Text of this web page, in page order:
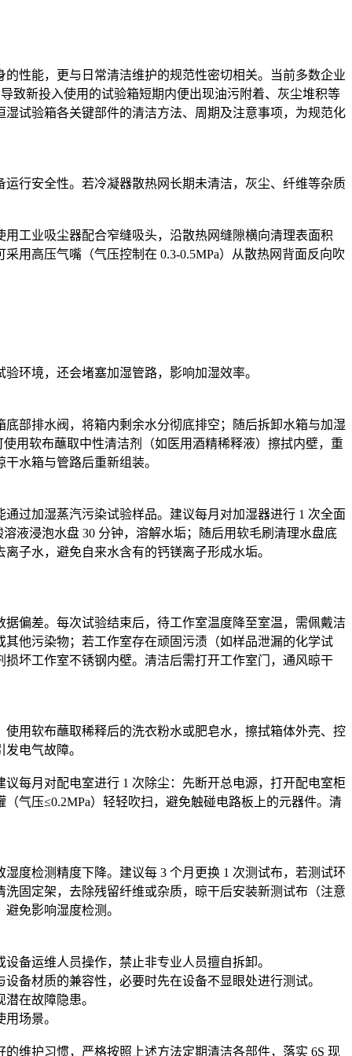
性能，更与日常清洁维护的规范性密切相关。当前多数企业
致新投入使用的试验箱短期内便出现油污附着、灰尘堆积等
试验箱各关键部件的清洁方法、周期及注意事项，为规范化
行安全性。若冷凝器散热网长期未清洁，灰尘、纤维等杂质
工业吸尘器配合窄缝吸头，沿散热网缝隙横向清理表面积
用高压气嘴（气压控制在 0.3-0.5MPa）从散热网背面反向吹
环境，还会堵塞加湿管路，影响加湿效率。
部排水阀，将箱内剩余水分彻底排空；随后拆卸水箱与加湿
用软布蘸取中性清洁剂（如医用酒精稀释液）擦拭内壁，重
水箱与管路后重新组装。
过加湿蒸汽污染试验样品。建议每月对加湿器进行 1 次全面
液浸泡水盘 30 分钟，溶解水垢；随后用软毛刷清理水盘底
子水，避免自来水含有的钙镁离子形成水垢。
偏差。每次试验结束后，待工作室温度降至室温，需佩戴洁
他污染物；若工作室存在顽固污渍（如样品泄漏的化学试
坏工作室不锈钢内壁。清洁后需打开工作室门，通风晾干
用软布蘸取稀释后的洗衣粉水或肥皂水，擦拭箱体外壳、控
电气故障。
每月对配电室进行 1 次除尘：先断开总电源，打开配电室柜
气压≤0.2MPa）轻轻吹扫，避免触碰电路板上的元器件。清
度检测精度下降。建议每 3 个月更换 1 次测试布，若测试环
固定架，去除残留纤维或杂质，晾干后安装新测试布（注意
免影响湿度检测。
备运维人员操作，禁止非专业人员擅自拆卸。
备材质的兼容性，必要时先在设备不显眼处进行测试。
在故障隐患。
场景。
维护习惯，严格按照上述方法定期清洁各部件，落实 6S 现